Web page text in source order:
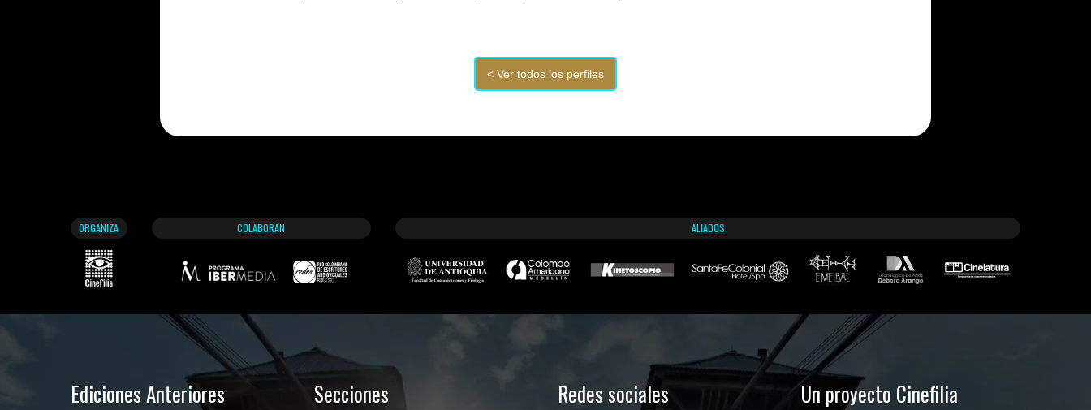
ORGANIZA COLABORAN ALIADOS
Ediciones Anteriores Secciones Redes sociales Un proyecto Cinefilia